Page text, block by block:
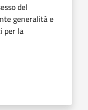
del
generalità e
per la